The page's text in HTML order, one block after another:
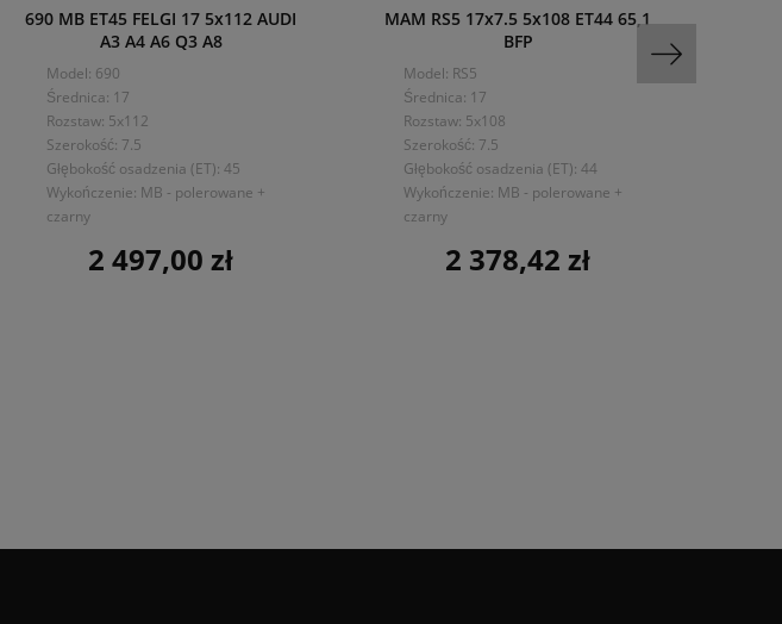
690 MB ET45 FELGI 17 5x112 AUDI
A3 A4 A6 Q3 A8
Model: 690
Średnica: 17
Rozstaw: 5x112
Szerokość: 7.5
Głębokość osadzenia (ET): 45
Wykończenie: MB - polerowane +
czarny
Cena
2 497,00 zł
MAM RS5 17x7.5 5x108 ET44 65,1
BFP
Model: RS5
Średnica: 17
Rozstaw: 5x108
Szerokość: 7.5
Głębokość osadzenia (ET): 44
Wykończenie: MB - polerowane +
czarny
Cena
2 378,42 zł